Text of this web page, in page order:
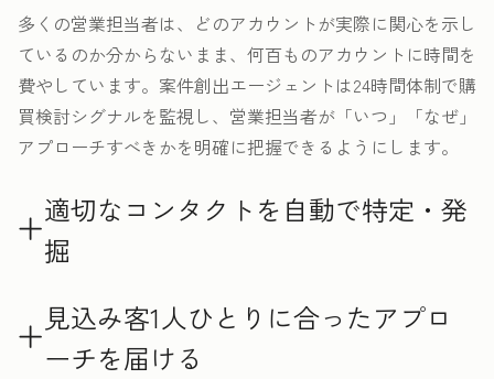
多くの営業担当者は、どのアカウントが実際に関心を示し
ているのか分からないまま、何百ものアカウントに時間を
費やしています。案件創出エージェントは24時間体制で購
買検討シグナルを監視し、営業担当者が「いつ」「なぜ」
アプローチすべきかを明確に把握できるようにします。
適切なコンタクトを自動で特定・発
掘
見込み客1人ひとりに合ったアプロ
ーチを届ける